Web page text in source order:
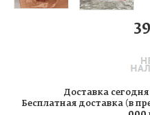
Доставка
Бесплатная доставка (в